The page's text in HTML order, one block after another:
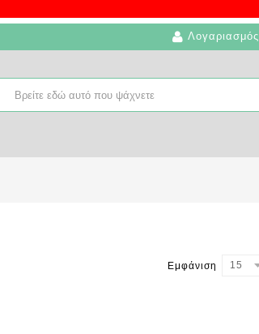
Λογαριασμός
Εμφάνιση 15